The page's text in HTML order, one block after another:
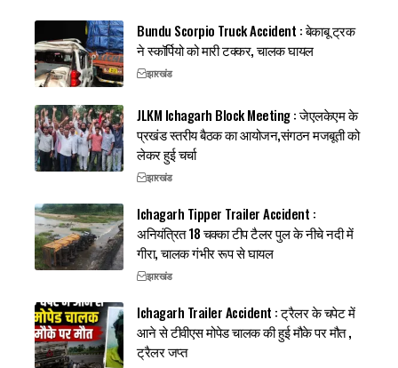
Bundu Scorpio Truck Accident : बेकाबू ट्रक
ने स्कॉर्पियो को मारी टक्कर, चालक घायल
झारखंड
JLKM Ichagarh Block Meeting : जेएलकेएम के
प्रखंड स्तरीय बैठक का आयोजन,संगठन मजबूती को
लेकर हुई चर्चा
झारखंड
Ichagarh Tipper Trailer Accident :
अनियंत्रित 18 चक्का टीप टैलर पुल के नीचे नदी में
गीरा, चालक गंभीर रूप से घायल
झारखंड
Ichagarh Trailer Accident : ट्रैलर के चपेट में
आने से टीवीएस मोपेड चालक की हुई मौके पर मौत ,
ट्रैलर जप्त